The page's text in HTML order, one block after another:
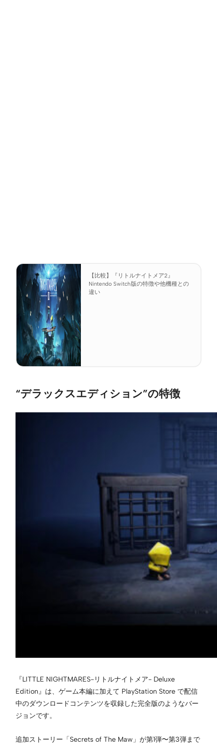
【比較】『リトルナイトメア2』
Nintendo Switch版の特徴や他機種との
違い
“デラックスエディション”の特徴
『LITTLE NIGHTMARES-リトルナイトメア- Deluxe
Edition』は、ゲーム本編に加えて PlayStation Store で配信
中のダウンロードコンテンツを収録した完全版のようなバー
ジョンです。
追加ストーリー「Secrets of The Maw」が第1弾〜第3弾まで